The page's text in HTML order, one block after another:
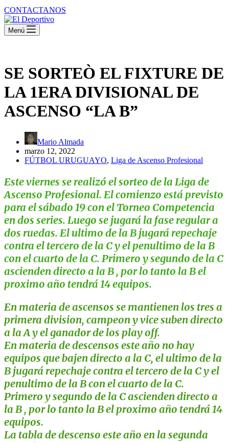
CONTACTANOS
Menú
SE SORTEÒ EL FIXTURE DE
LA 1ERA DIVISIONAL DE
ASCENSO “LA B”
Mario Almada
marzo 12, 2022
FÚTBOL URUGUAYO, Liga de Ascenso Profesional
Este viernes se realizó el sorteo de la Liga de
Ascenso Profesional. El comienzo está previsto
para el sábado 19 con el Torneo Competencia
en dos series. Luego se jugará la fase regular a
dos ruedas. El ultimo de la B jugará repechaje
contra el tercero de la C y el penultimo de la B
con el cuarto de la C. Primero y segundo de la C
ascienden directo a la B , por lo tanto la B el
proximo año tendrá 14 equipos.
En materia de ascensos se mantienen los tres a
primera division, campeon y vice suben directo
a la A y el ganador de los play off.
En materia de descensos este año no hay
equipos que bajen directo a la C, el ultimo de la
B jugará repechaje contra el tercero de la C y el
penultimo de la B con el cuarto de la C.
Primero y segundo de la C ascienden directo a
la B , por lo tanto la B el proximo año tendrá 14
equipos.
La tabla de descenso este año en la segunda